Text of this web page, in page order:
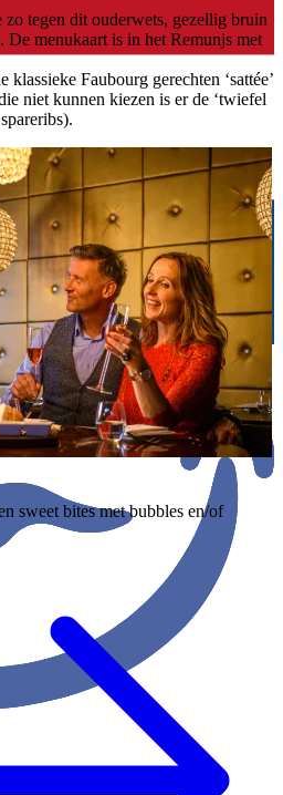
zo tegen dit ouderwets, gezellig bruin
menukaart is in het Remunjs met
Faubourg gerechten ‘sattée’
niet kunnen kiezen is er de ‘twiefel
sweet bites met bubbles en/of